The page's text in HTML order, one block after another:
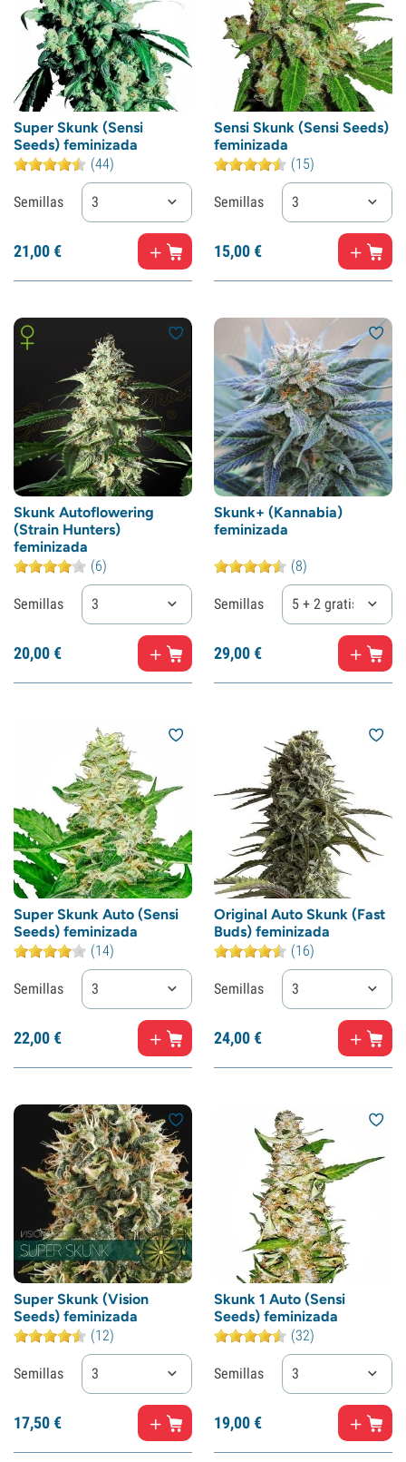
Super Skunk (Sensi
Seeds) feminizada
(44)
Semillas 3
21,00€
Sensi Skunk (Sensi Seeds)
feminizada
(15)
Semillas 3
15,00€
Skunk Autoflowering
(Strain Hunters)
feminizada
(6)
Semillas 3
20,00€
Skunk+ (Kannabia)
feminizada
(8)
Semillas 5 + 2 gratis
29,00€
Super Skunk Auto (Sensi
Seeds) feminizada
(14)
Semillas 3
22,00€
Original Auto Skunk (Fast
Buds) feminizada
(16)
Semillas 3
24,00€
Super Skunk (Vision
Seeds) feminizada
(12)
Semillas 3
17,50€
Skunk 1 Auto (Sensi
Seeds) feminizada
(32)
Semillas 3
19,00€